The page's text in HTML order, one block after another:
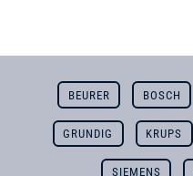
BEURER BOSCH
GRUNDIG KRUPS
SIEMENS